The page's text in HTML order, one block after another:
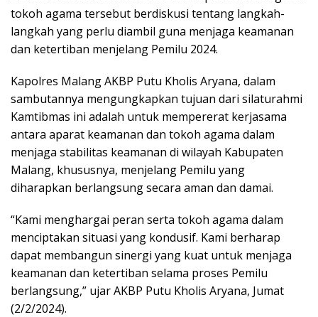
tokoh agama tersebut berdiskusi tentang langkah-
langkah yang perlu diambil guna menjaga keamanan
dan ketertiban menjelang Pemilu 2024.
Kapolres Malang AKBP Putu Kholis Aryana, dalam
sambutannya mengungkapkan tujuan dari silaturahmi
Kamtibmas ini adalah untuk mempererat kerjasama
antara aparat keamanan dan tokoh agama dalam
menjaga stabilitas keamanan di wilayah Kabupaten
Malang, khususnya, menjelang Pemilu yang
diharapkan berlangsung secara aman dan damai.
“Kami menghargai peran serta tokoh agama dalam
menciptakan situasi yang kondusif. Kami berharap
dapat membangun sinergi yang kuat untuk menjaga
keamanan dan ketertiban selama proses Pemilu
berlangsung,” ujar AKBP Putu Kholis Aryana, Jumat
(2/2/2024).